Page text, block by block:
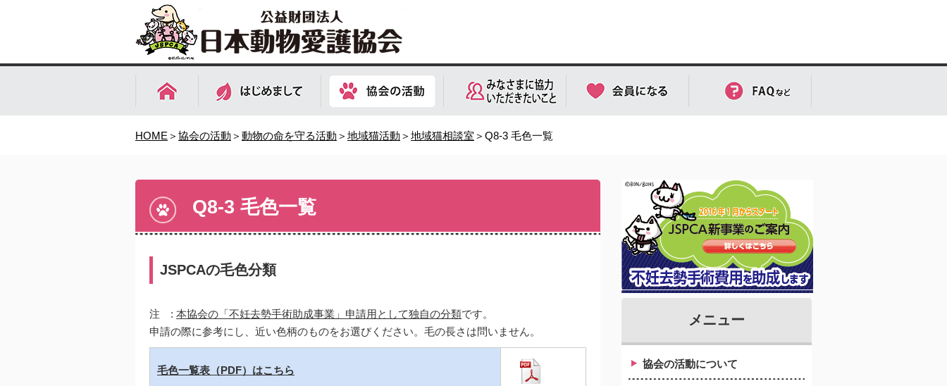
HOME ＞ 協会の活動 ＞ 動物の命を守る活動 ＞ 地域猫活動 ＞ 地域猫相談室 ＞Q8-3 毛色一覧
Q8-3 毛色一覧
JSPCAの毛色分類
注 : 本協会の「不妊去勢手術助成事業」申請用として独自の分類です。
申請の際に参考にし、近い色柄のものをお選びください。毛の長さは問いません。
毛色一覧表（PDF）はこちら
メニュー
協会の活動について